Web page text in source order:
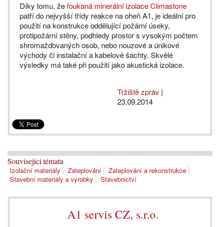
Díky tomu, žefoukaná minerální izolace Climastone
patří do nejvyšší třídy reakce na oheň A1, je ideální pro
použití na konstrukce oddělující požární úseky,
protipožární stěny, podhledy prostor s vysokým počtem
shromažďovaných osob, nebo nouzové a únikové
východy či instalační a kabelové šachty. Skvělé
výsledky má také při použití jako akustická izolace.
Tržiště zpráv |
23.09.2014
Související témata
Izolační materiály Zateplování
Zateplování a rekonstrukce
Stavební materiály a výrobky
Stavebnictví
A1 servis CZ, s.r.o.